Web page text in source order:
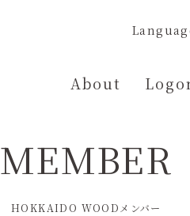
About
MEMBER
HOKKAIDO WOODメンバー